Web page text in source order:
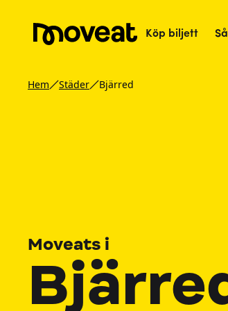
Köp biljett
Hem Städer Bjärred
Moveats i